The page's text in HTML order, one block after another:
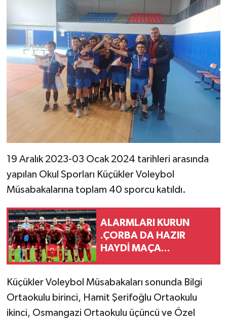
19 Aralık 2023-03 Ocak 2024 tarihleri arasında
yapılan Okul Sporları Küçükler Voleybol
Müsabakalarına toplam 40 sporcu katıldı.
ALARMLARI KURUN
.ÇORBA DA HAZIR
HAYDİ MAÇA...
Küçükler Voleybol Müsabakaları sonunda Bilgi
Ortaokulu birinci, Hamit Şerifoğlu Ortaokulu
ikinci, Osmangazi Ortaokulu üçüncü ve Özel